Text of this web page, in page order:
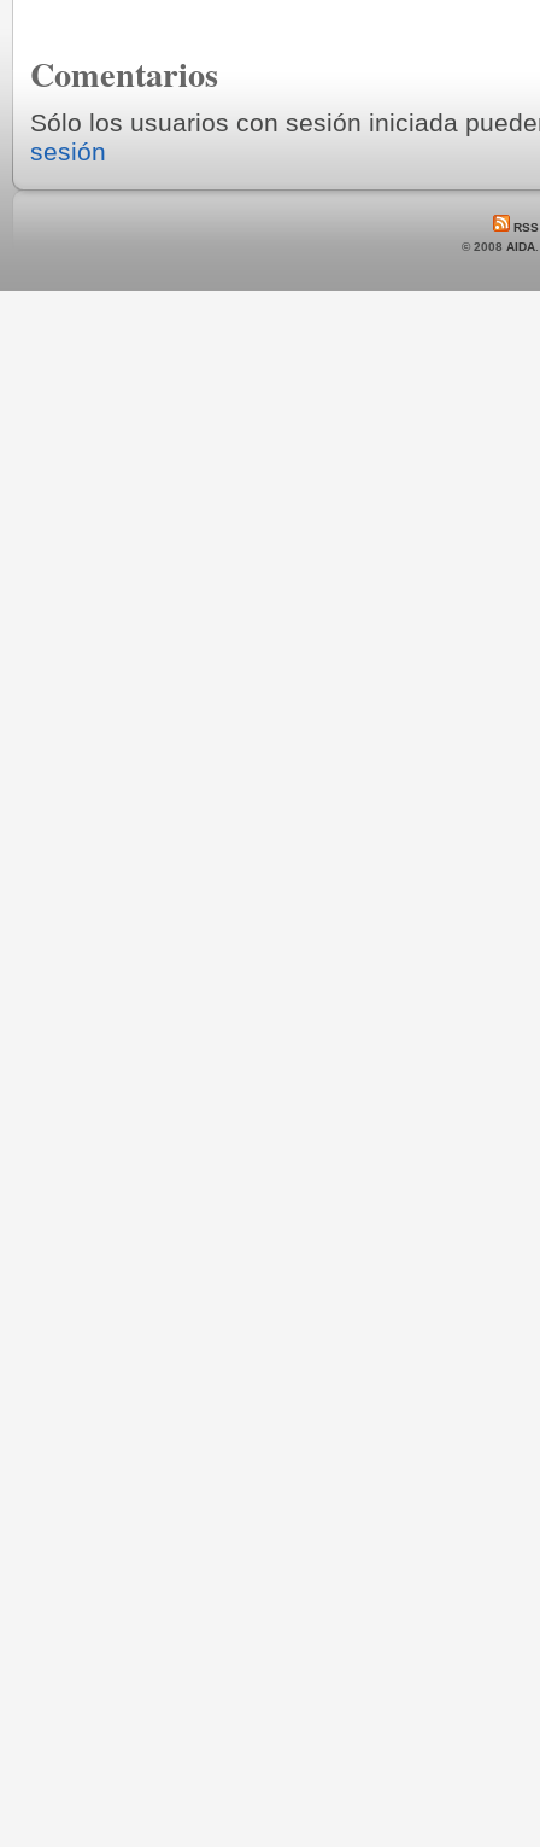
Comentarios
Sólo los usuarios con sesión iniciada
sesión
RSS
© 2008 AIDA